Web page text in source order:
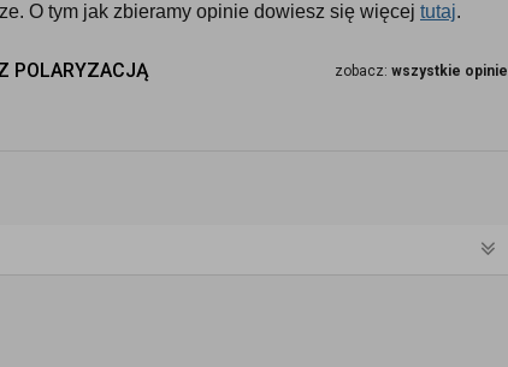
O tym jak zbieramy opinie dowiesz się więcej tutaj.
POLARYZACJĄ zobacz: wszystkie opinie